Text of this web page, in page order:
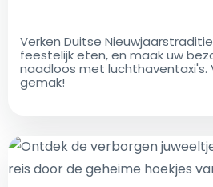
Verken Duitse
feestelijk eten, en maak uw
naadloos met luchthaventaxi's.
gemak!